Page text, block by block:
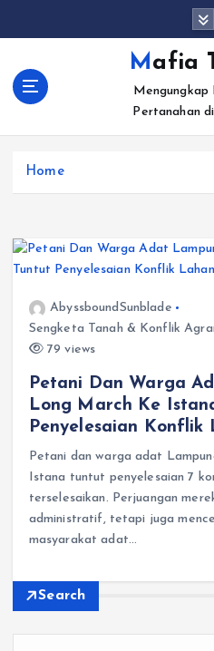
c
Mafia
Mengungkap
Pertanahan
Home
AbyssboundSunblade
Sengketa Tanah & Konflik
79 views
Petani Dan Warga
Long March Ke
Penyelesaian Konflik
Petani dan warga adat
Istana tuntut penyelesaian 7
terselesaikan. Perjuangan
administratif, tetapi juga
masyarakat adat…
Search